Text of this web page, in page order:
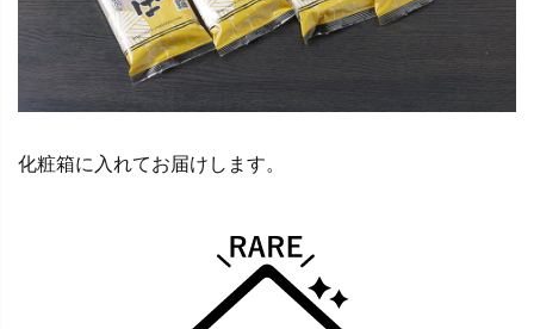
化粧箱に入れてお届けします。